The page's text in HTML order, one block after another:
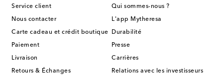
Service client
Nous contacter
Carte cadeau et crédit boutique
Paiement
Livraison
Retours & Échanges
Qui sommes-nous ?
L'app Mytheresa
Durabilité
Presse
Carrières
Relations avec les investisseurs